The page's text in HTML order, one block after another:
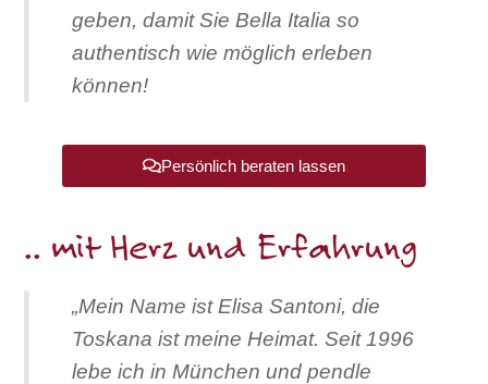
geben, damit Sie Bella Italia so
authentisch wie möglich erleben
können!
Persönlich beraten lassen
.. mit Herz und Erfahrung
„Mein Name ist Elisa Santoni, die
Toskana ist meine Heimat. Seit 1996
lebe ich in München und pendle